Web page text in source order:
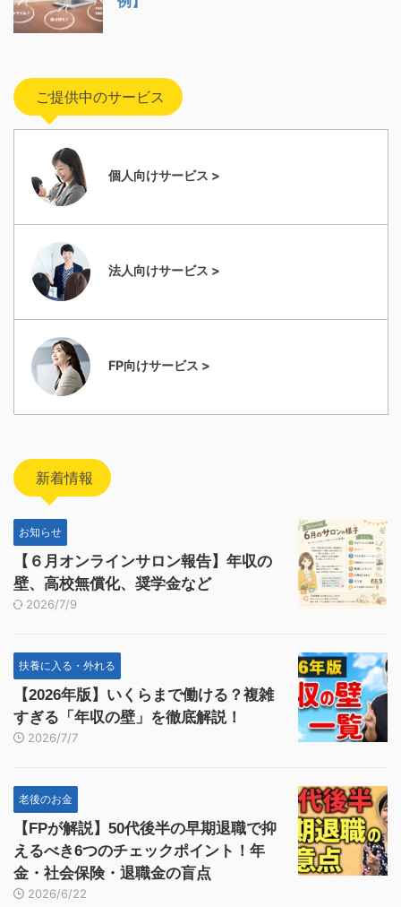
ご提供中のサービス
個人向けサービス >
法人向けサービス >
FP向けサービス >
新着情報
お知らせ
【６月オンラインサロン報告】年収の
壁、高校無償化、奨学金など
2026/7/9
扶養に入る・外れる
【2026年版】いくらまで働ける？複雑
すぎる「年収の壁」を徹底解説！
2026/7/7
老後のお金
【FPが解説】50代後半の早期退職で抑
えるべき6つのチェックポイント！年
金・社会保険・退職金の盲点
2026/6/22